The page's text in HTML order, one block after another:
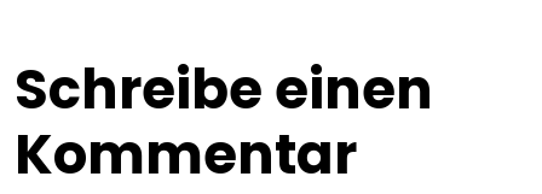
Schreibe einen
Kommentar